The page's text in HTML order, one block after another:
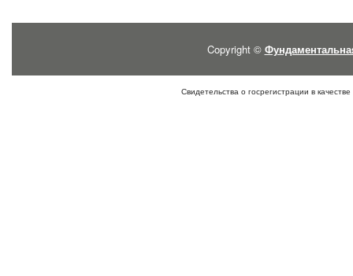
Copyright ©
Свидетельства о госрегистрации в